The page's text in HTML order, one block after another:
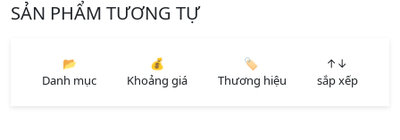
SẢN PHẨM TƯƠNG TỰ
📂
Danh mục
💰
Khoảng giá
🏷️
Thương hiệu
↑↓
sắp xếp